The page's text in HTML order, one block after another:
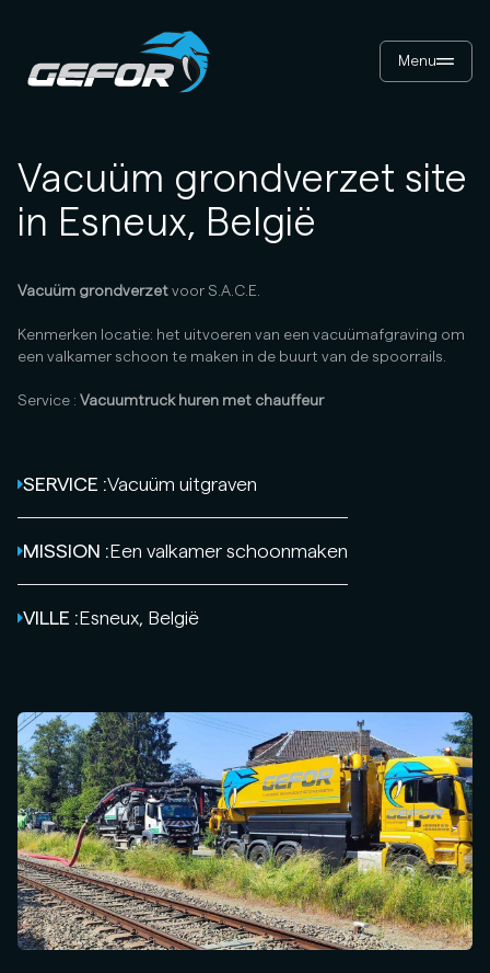
Menu
Vacuüm grondverzet site
in Esneux, België
Vacuüm grondverzet voor S.A.C.E.
Kenmerken locatie: het uitvoeren van een vacuümafgraving om
een valkamer schoon te maken in de buurt van de spoorrails.
Service : Vacuumtruck huren met chauffeur
SERVICE :Vacuüm uitgraven
MISSION :Een valkamer schoonmaken
VILLE :Esneux, België